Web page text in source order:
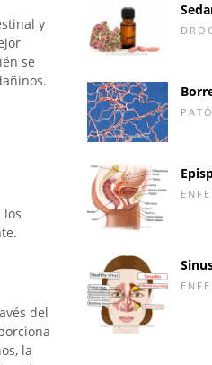
y
se
los
del
la